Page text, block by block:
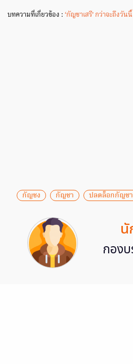
บทความที่เกี่ยวข้อง :‘กัญชาเสรี’ กว่าจะถึงวัน
กัญชง กัญชา ปลดล็อกกัญชา
นั
กอง